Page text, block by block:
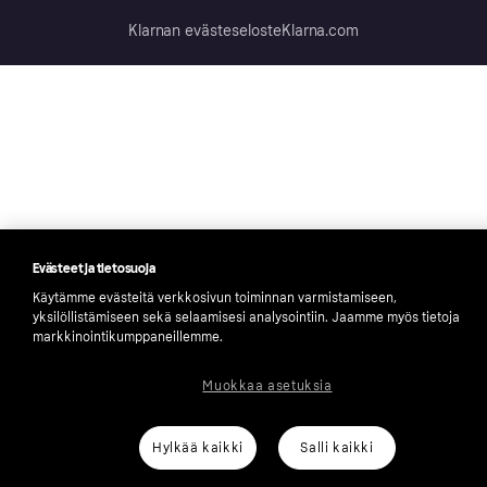
Klarnan evästeselosteKlarna.com
Evästeet ja tietosuoja
Käytämme evästeitä verkkosivun toiminnan varmistamiseen,
yksilöllistämiseen sekä selaamisesi analysointiin. Jaamme myös tietoja
markkinointikumppaneillemme.
Hylkää kaikki Salli kaikki
Muokkaa asetuksia